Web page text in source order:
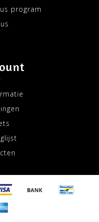
program